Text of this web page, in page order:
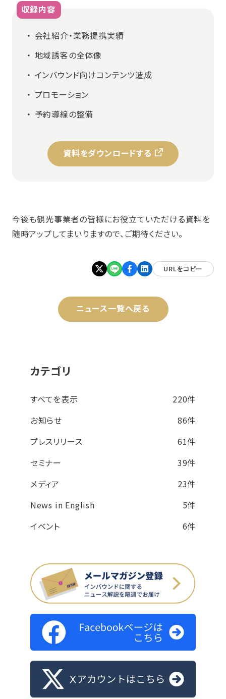
収録内容
会社紹介・業務提携実績
地域誘客の全体像
インバウンド向けコンテンツ造成
プロモーション
予約導線の整備
資料をダウンロードする
今後も観光事業者の皆様にお役立ていただける資料を
随時アップしてまいりますので、ご期待ください。
URLをコピー
ニュース一覧へ戻る
カテゴリ
すべてを表示
220件
お知らせ
86件
プレスリリース
61件
セミナー
39件
メディア
23件
News in English
5件
イベント
6件